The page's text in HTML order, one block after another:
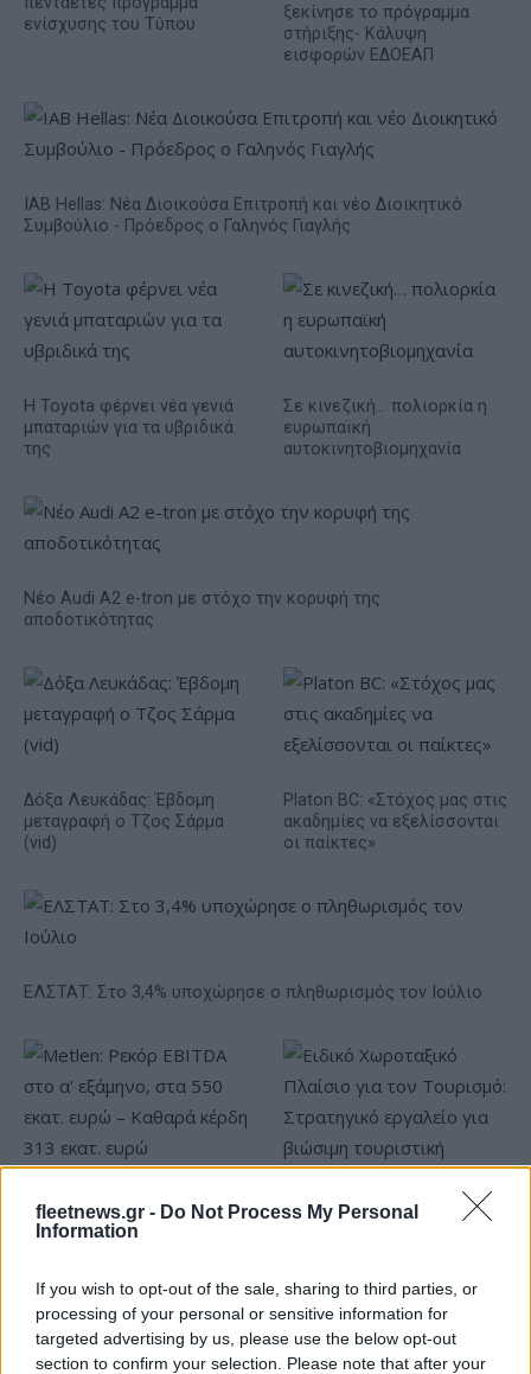
fleetnews.gr - Do Not Process My Personal
Information
If you wish to opt-out of the sale, sharing to third parties, or
processing of your personal or sensitive information for
targeted advertising by us, please use the below opt-out
section to confirm your selection. Please note that after your
ενίσχυσης του Τύπου
ξεκίνησε το πρόγραμμα
στήριξης- Κάλυψη
εισφορών ΕΔΟΕΑΠ
IAB Hellas: Νέα Διοικούσα Επιτροπή και νέο Διοικητικό
Συμβούλιο - Πρόεδρος ο Γαληνός Γιαγλής
Η Toyota φέρνει νέα γενιά
μπαταριών για τα υβριδικά
της
Σε κινεζική… πολιορκία η
ευρωπαϊκή
αυτοκινητοβιομηχανία
Νέο Audi A2 e-tron με στόχο την κορυφή της
αποδοτικότητας
Δόξα Λευκάδας: Έβδομη
μεταγραφή ο Τζος Σάρμα
(vid)
Platon BC: «Στόχος μας στις
ακαδημίες να εξελίσσονται
οι παίκτες»
ΕΛΣΤΑΤ: Στο 3,4% υποχώρησε ο πληθωρισμός τον Ιούλιο
Metlen: Ρεκόρ EBITDA στο
α' εξάμηνο, στα 550 εκατ.
βιώσιμη τουριστική
ανάπτυξη